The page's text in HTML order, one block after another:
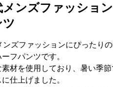
メンズファッショ
ンズファッションにぴったり
ーフパンツです。
素材を使用しており、暑い季
に仕上げました。